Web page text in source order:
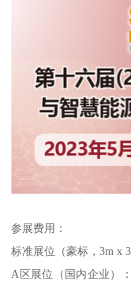
参展费用：
标准展位（豪标，3m x
A区展位（国内企